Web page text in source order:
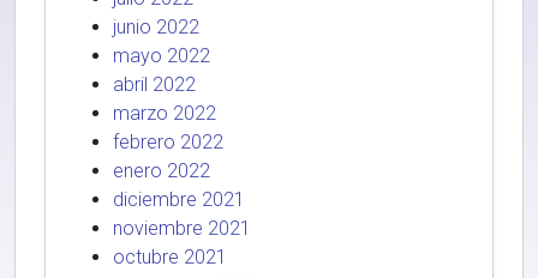
junio 2022
mayo 2022
abril 2022
marzo 2022
febrero 2022
enero 2022
diciembre 2021
noviembre 2021
octubre 2021